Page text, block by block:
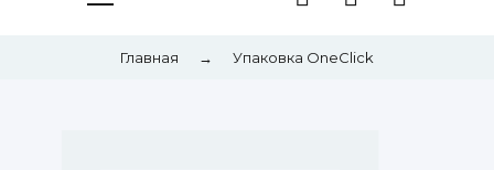
Главная → Упаковка OneClick